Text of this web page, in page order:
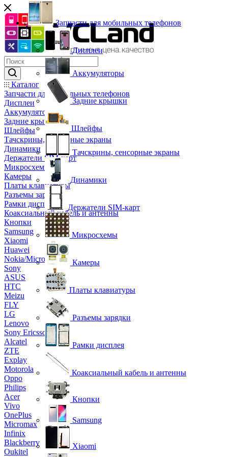
Каталог
Запчасти для мобильных телефонов
Дисплеи
Аккумуляторы
Задние крышки
Шлейфы
Тачскрины, сенсорные экраны
Динамики
Держатели SIM-карт
Микросхемы
Камеры
Платы клавиатуры
Разъемы зарядки
Рамки дисплея
Коаксиальный кабель и антенны
Кнопки
Samsung
Xiaomi
Huawei
Nokia/Microsoft
Sony
ASUS
HTC
Meizu
FLY
LG
Lenovo
Sony Ericsson
Alcatel
ZTE
Explay
Motorola
Oppo
Philips
Acer
Vivo
OnePlus
Micromax
Infinix
Blackberry
Oukitel
Запчасти для мобильных телефонов
Дисплеи
Аккумуляторы
Задние крышки
Шлейфы
Тачскрины, сенсорные экраны
Динамики
Держатели SIM-карт
Микросхемы
Камеры
Платы клавиатуры
Разъемы зарядки
Рамки дисплея
Коаксиальный кабель и антенны
Кнопки
Samsung
Xiaomi